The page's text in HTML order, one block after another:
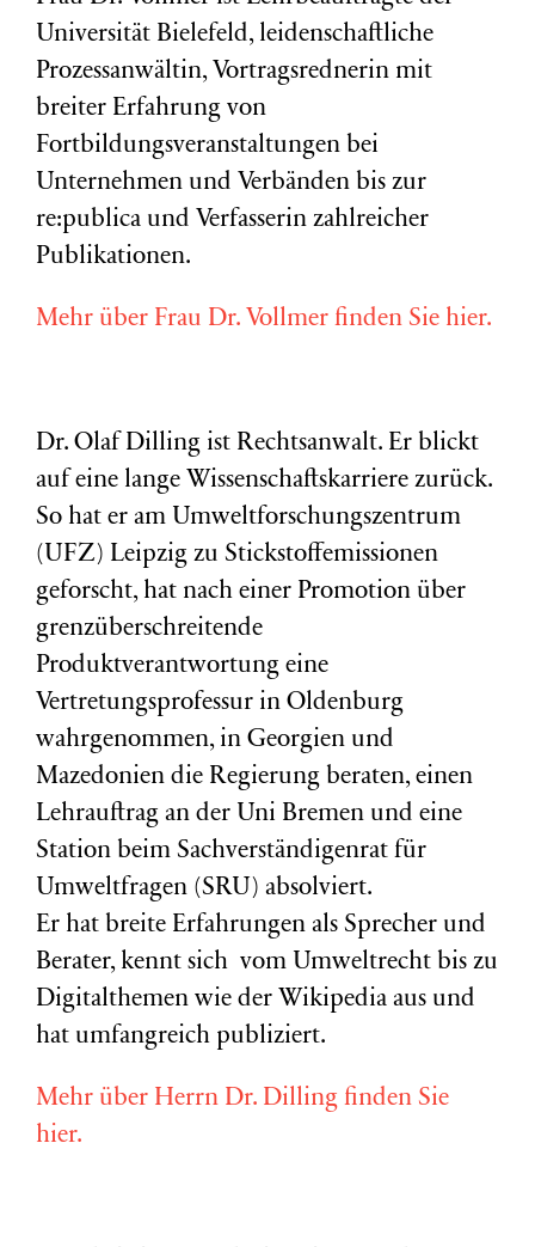
Universität Bielefeld, leidenschaftliche
Prozessanwältin, Vortragsrednerin mit
breiter Erfahrung von
Fortbildungsveranstaltungen bei
Unternehmen und Verbänden bis zur
re:publica und Verfasserin zahlreicher
Publikationen.
Mehr über Frau Dr. Vollmer finden Sie hier.
Dr. Olaf Dilling ist Rechtsanwalt. Er blickt
auf eine lange Wissenschaftskarriere zurück.
So hat er am Umweltforschungszentrum
(UFZ) Leipzig zu Stickstoffemissionen
geforscht, hat nach einer Promotion über
grenzüberschreitende
Produktverantwortung eine
Vertretungsprofessur in Oldenburg
wahrgenommen, in Georgien und
Mazedonien die Regierung beraten, einen
Lehrauftrag an der Uni Bremen und eine
Station beim Sachverständigenrat für
Umweltfragen (SRU) absolviert.
Er hat breite Erfahrungen als Sprecher und
Berater, kennt sich vom Umweltrecht bis zu
Digitalthemen wie der Wikipedia aus und
hat umfangreich publiziert.
Mehr über Herrn Dr. Dilling finden Sie
hier.